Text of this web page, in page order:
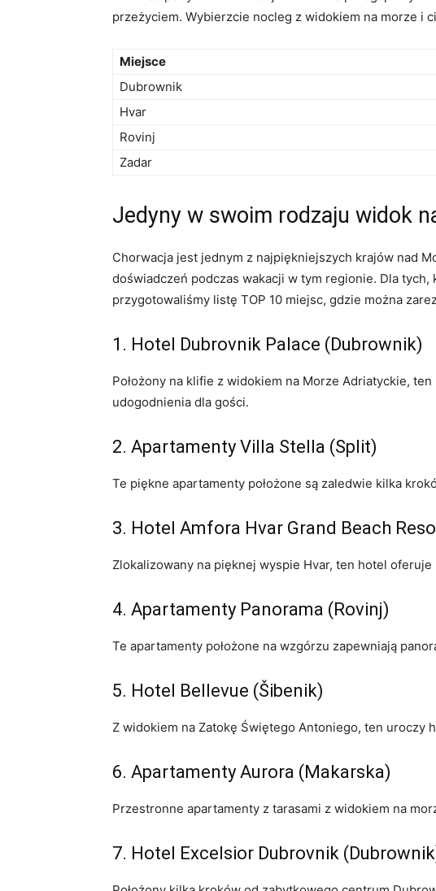
‍przeżyciem. Wybierzcie nocleg z widokiem na morze ⁣i
Miejsce
Dubrownik
Hvar
Rovinj
Zadar
Jedyny ⁣w swoim rodzaju widok
Chorwacja jest jednym ‌z najpiękniejszych krajów nad
doświadczeń ‌podczas wakacji w tym regionie. ​Dla
przygotowaliśmy listę ‌TOP⁣ 10 miejsc, ‌gdzie można
1.‌ Hotel Dubrovnik Palace (Dubrownik)
Położony na klifie z widokiem na Morze Adriatyckie,
udogodnienia dla gości.
2.​ Apartamenty ‍Villa Stella (Split)
Te piękne apartamenty położone są zaledwie kilka
3. Hotel Amfora Hvar Grand Beach
Zlokalizowany na pięknej wyspie Hvar, ten hotel⁣
4. Apartamenty Panorama⁣ (Rovinj)
Te apartamenty położone ‍na wzgórzu zapewniają
5. Hotel Bellevue (Šibenik)
Z widokiem ⁢na Zatokę Świętego Antoniego, ten uroczy
6. Apartamenty Aurora‍ (Makarska)
Przestronne​ apartamenty z ‍tarasami z widokiem na
7.‍ Hotel Excelsior Dubrovnik